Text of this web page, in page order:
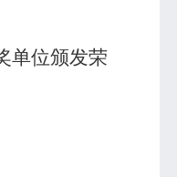
单位颁发荣